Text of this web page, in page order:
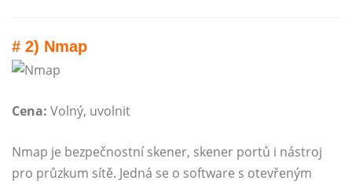
# 2) Nmap
Cena: Volný, uvolnit
Nmap je bezpečnostní skener, skener portů i nástroj
pro průzkum sítě. Jedná se o software s otevřeným